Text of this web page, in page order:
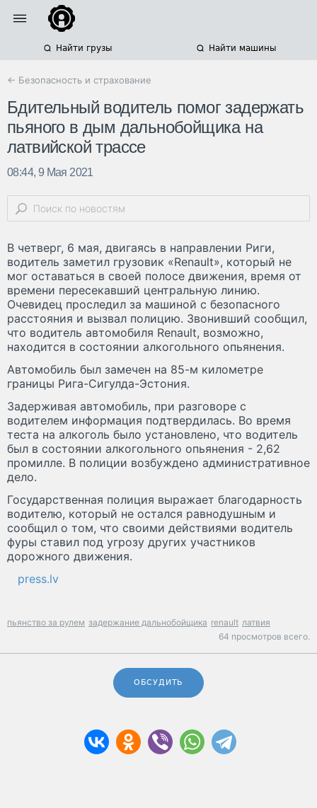
Найти грузы Найти машины
← Безопасность и страхование
Бдительный водитель помог задержать
пьяного в дым дальнобойщика на
латвийской трассе
08:44, 9 Мая 2021
В четверг, 6 мая, двигаясь в направлении Риги,
водитель заметил грузовик «Renault», который не
мог оставаться в своей полосе движения, время от
времени пересекавший центральную линию.
Очевидец проследил за машиной с безопасного
расстояния и вызвал полицию. Звонивший сообщил,
что водитель автомобиля Renault, возможно,
находится в состоянии алкогольного опьянения.
Автомобиль был замечен на 85-м километре
границы Рига-Сигулда-Эстония.
Задерживая автомобиль, при разговоре с
водителем информация подтвердилась. Во время
теста на алкоголь было установлено, что водитель
был в состоянии алкогольного опьянения - 2,62
промилле. В полиции возбуждено административное
дело.
Государственная полиция выражает благодарность
водителю, который не остался равнодушным и
сообщил о том, что своими действиями водитель
фуры ставил под угрозу других участников
дорожного движения.
press.lv
пьянство за рулем задержание дальнобойщика renault латвия
64 просмотров всего.
ОБСУДИТЬ